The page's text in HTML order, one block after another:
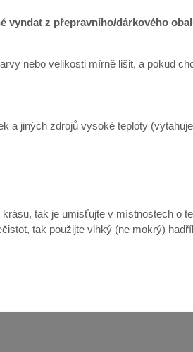
vyndat z přepravního/dárkového
nebo velikosti mírně lišit, a pokud
a jiných zdrojů vysoké teploty
tak je umisťujte v místnostech o
tak použijte vlhký (ne mokrý)